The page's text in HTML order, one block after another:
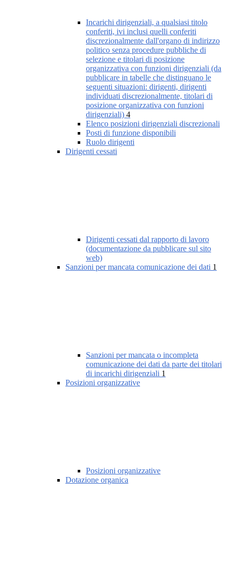
Incarichi dirigenziali, a qualsiasi titolo
conferiti, ivi inclusi quelli conferiti
discrezionalmente dall'organo di indirizzo
politico senza procedure pubbliche di
selezione e titolari di posizione
organizzativa con funzioni dirigenziali (da
pubblicare in tabelle che distinguano le
seguenti situazioni: dirigenti, dirigenti
individuati discrezionalmente, titolari di
posizione organizzativa con funzioni
dirigenziali) 4
Elenco posizioni dirigenziali discrezionali
Posti di funzione disponibili
Ruolo dirigenti
Dirigenti cessati
Dirigenti cessati dal rapporto di lavoro
(documentazione da pubblicare sul sito
web)
Sanzioni per mancata comunicazione dei dati 1
Sanzioni per mancata o incompleta
comunicazione dei dati da parte dei titolari
di incarichi dirigenziali 1
Posizioni organizzative
Posizioni organizzative
Dotazione organica